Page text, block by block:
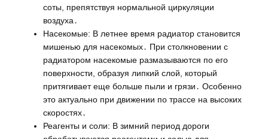
соты, препятствуя нормальной циркуляции
воздуха․
Насекомые: В летнее время радиатор становится
мишенью для насекомых․ При столкновении с
радиатором насекомые размазываются по его
поверхности, образуя липкий слой, который
притягивает еще больше пыли и грязи․ Особенно
это актуально при движении по трассе на высоких
скоростях․
Реагенты и соли: В зимний период дороги